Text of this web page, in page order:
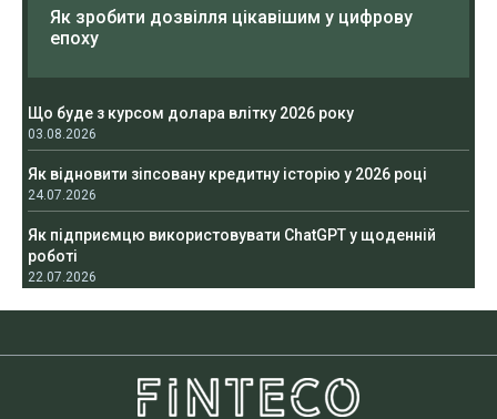
Як зробити дозвілля цікавішим у цифрову
епоху
Що буде з курсом долара влітку 2026 року
03.08.2026
Як відновити зіпсовану кредитну історію у 2026 році
24.07.2026
Як підприємцю використовувати ChatGPT у щоденній
роботі
22.07.2026